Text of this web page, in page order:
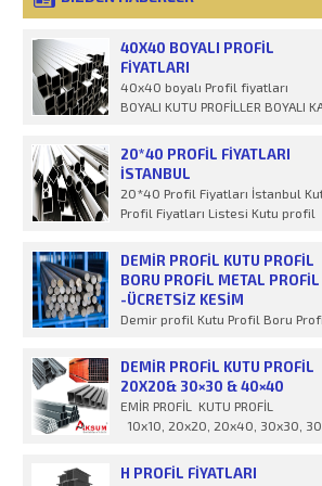
40X40 BOYALI PROFIL
FIYATLARI
40x40 boyalı Profil fiyatları
BOYALI KUTU PROFİLLER BOYALI
20*40 PROFIL FIYATLARI
İSTANBUL
20*40 Profil Fiyatları İstanbul
Profil Fiyatları Listesi Kutu profil
DEMIR PROFIL KUTU PROFIL
BORU PROFIL METAL PROFIL
-ÜCRETSİZ KESİM
Demir profil Kutu Profil Boru
ücret
DEMIR PROFIL KUTU PROFIL
20X20& 30×30 & 40×40
EMİR PROFİL KUTU PROFİL
10x10, 20x20, 20x40, 30x30, 30
H PROFİL FIYATLARI